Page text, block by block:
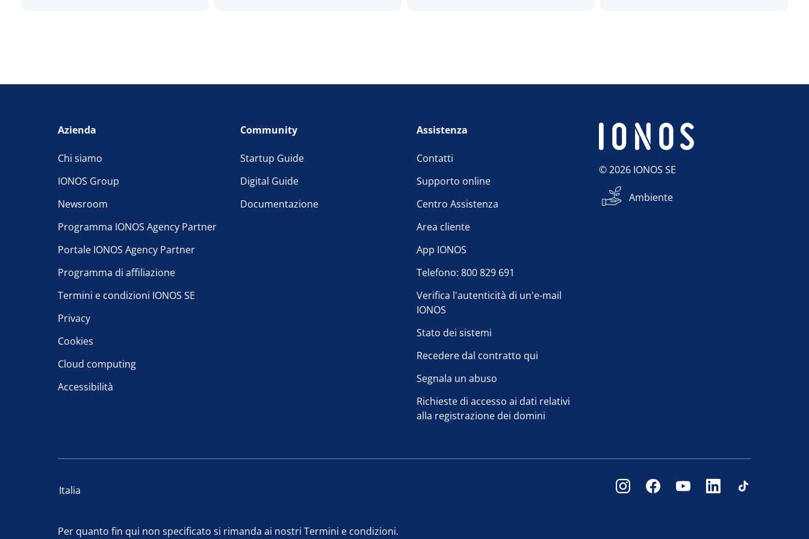
Azienda
Chi siamo
IONOS Group
Newsroom
Programma IONOS Agency Partner
Portale IONOS Agency Partner
Programma di affiliazione
Termini e condizioni IONOS SE
Privacy
Cookies
Cloud computing
Accessibilità
Community
Startup Guide
Digital Guide
Documentazione
Assistenza
Contatti
Supporto online
Centro Assistenza
Area cliente
App IONOS
Telefono: 800 829 691
Verifica l'autenticità di un'e-mail
IONOS
Stato dei sistemi
Recedere dal contratto qui
Segnala un abuso
Richieste di accesso ai dati relativi
alla registrazione dei domini
© 2026 IONOS SE
Ambiente
Italia
Per quanto fin qui non specificato si rimanda ai nostri Termini e condizioni.